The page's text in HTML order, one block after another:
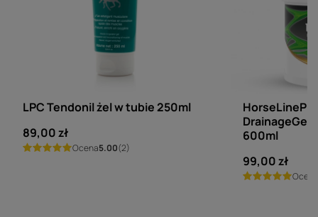
LPC Tendonil żel w tubie 250ml
89,00 zł
Ocena5.00(2)
HORSELINE PRO
DrainageGel
600ml
99,00 zł
Ocena